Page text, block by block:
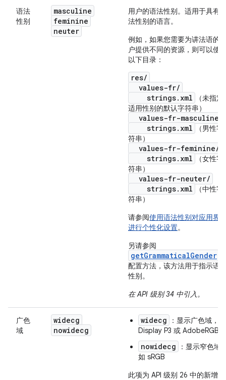
语法
性别
masculine
feminine
neuter
用户的语法性别。适用于具有
法性别的语言。
例如，如果您需要为讲法语的
户提供不同的资源，则可以使
以下目录：
res/
values-fr/
strings.xml
（未指定
适用性别的默认字符串）
values-fr-masculine/
strings.xml
（男性字
符串）
values-fr-feminine/
strings.xml
（女性字
符串）
values-fr-neuter/
strings.xml
（中性字
符串）
请参阅使用语法性别对应用界
进行个性化设置。
另请参阅
getGrammaticalGender
配置方法，该方法用于指示语
性别。
在 API 级别 34 中引入。
广色
域
widecg
nowidecg
widecg
：显示广色域，如
Display P3 或 AdobeRGB
nowidecg
：显示窄色域
如 sRGB
此项为 API 级别 26 中的新增配